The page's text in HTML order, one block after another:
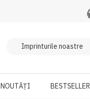
NOUTĂȚI BESTSELLER